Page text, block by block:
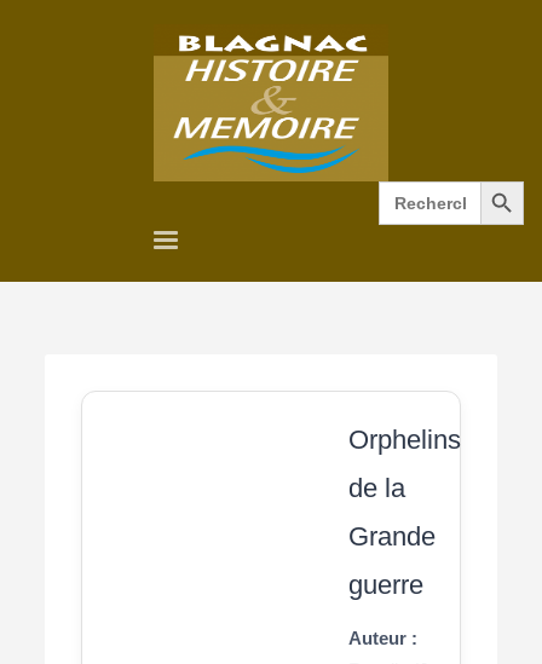
Search
for:
Search Button
Orphelins
de la
Grande
guerre
Auteur :